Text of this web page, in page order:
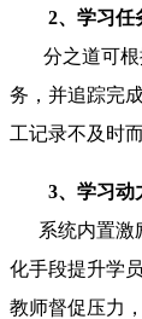
2、学习任
分之道可根
务，并追踪完
工记录不及时
3、学习动
系统内置激
化手段提升学
教师督促压力